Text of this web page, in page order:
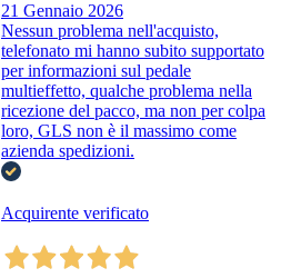
21 Gennaio 2026
Nessun problema nell'acquisto,
telefonato mi hanno subito supportato
per informazioni sul pedale
multieffetto, qualche problema nella
ricezione del pacco, ma non per colpa
loro, GLS non è il massimo come
azienda spedizioni.
Acquirente verificato